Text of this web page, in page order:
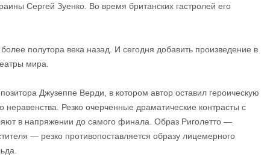
Сергей Зуенко. Во время британских гастролей его
полутора века назад. И сегодня добавить произведение в
мира.
Джузеппе Верди, в котором автор оставил героическую
неравенства. Резко очерченные драматические контрасты с
в напряжении до самого финала. Образ Риголетто —
— резко противопоставляется образу лицемерного